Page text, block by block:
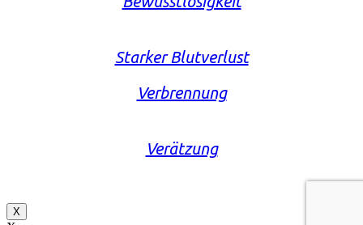
Starker Blutverlust
Verbrennung
Verätzung
X